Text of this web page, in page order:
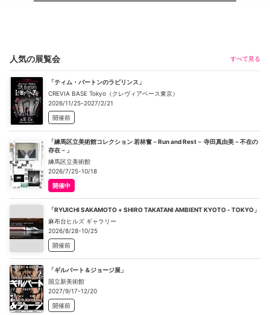
人気の展覧会 すべて見る
「ティム・バートンのラビリンス」
CREVIA BASE Tokyo（クレヴィアベース東京）
2026/11/25-2027/2/21
開催前
「練馬区立美術館コレクション 若林奮－Run and Rest－ 寺田真由美－不在の
存在－」
練馬区立美術館
2026/7/25-10/18
開催中
「RYUICHI SAKAMOTO + SHIRO TAKATANI AMBIENT KYOTO - TOKYO」
麻布台ヒルズ ギャラリー
2026/8/28-10/25
開催前
「ギルバート＆ジョージ展」
国立新美術館
2027/9/17-12/20
開催前